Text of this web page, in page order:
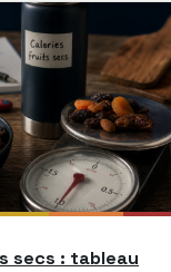
secs : tableau